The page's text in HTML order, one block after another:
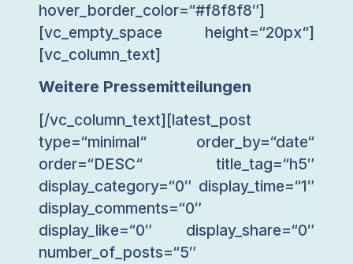
hover_border_color=“#f8f8f8″]
[vc_empty_space height=“20px“]
[vc_column_text]
Weitere Pressemitteilungen
[/vc_column_text][latest_post
type=“minimal“ order_by=“date“
order=“DESC“ title_tag=“h5″
display_category=“0″ display_time=“1″
display_comments=“0″
display_like=“0″ display_share=“0″
number_of_posts=“5″